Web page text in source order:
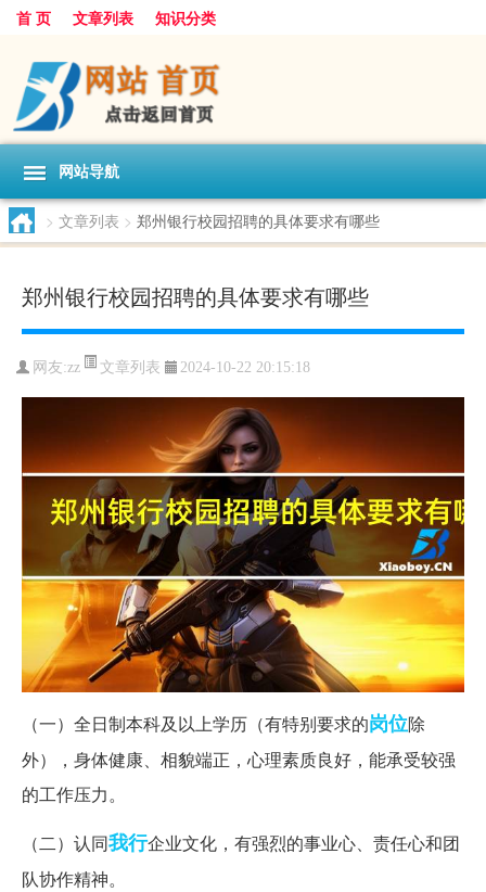
首 页 文章列表 知识分类
网站导航
> 文章列表 > 郑州银行校园招聘的具体要求有哪些
郑州银行校园招聘的具体要求有哪些
网友:zz 文章列表 2024-10-22 20:15:18
（一）全日制本科及以上学历（有特别要求的岗位除
外），身体健康、相貌端正，心理素质良好，能承受较强
的工作压力。
（二）认同我行企业文化，有强烈的事业心、责任心和团
队协作精神。